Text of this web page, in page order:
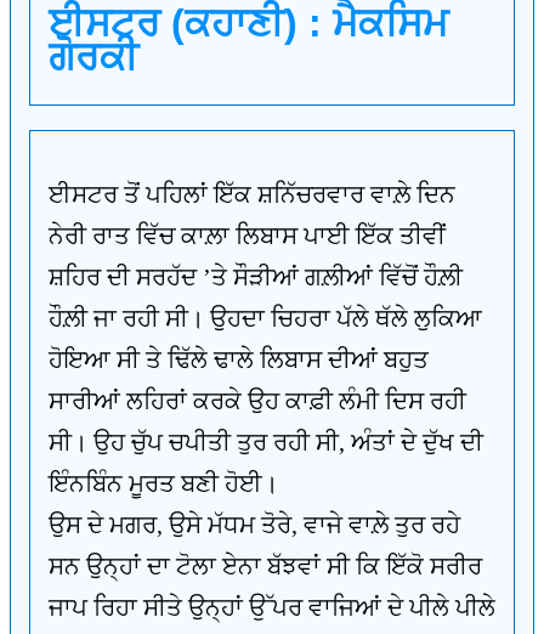
ਈਸਟਰ (ਕਹਾਣੀ) : ਮੈਕਸਿਮ
ਗੋਰਕੀ
ਈਸਟਰ ਤੋਂ ਪਹਿਲਾਂ ਇੱਕ ਸ਼ਨਿੱਚਰਵਾਰ ਵਾਲ਼ੇ ਦਿਨ
ਨੇਰੀ ਰਾਤ ਵਿੱਚ ਕਾਲ਼ਾ ਲਿਬਾਸ ਪਾਈ ਇੱਕ ਤੀਵੀਂ
ਸ਼ਹਿਰ ਦੀ ਸਰਹੱਦ ’ਤੇ ਸੌੜੀਆਂ ਗਲ਼ੀਆਂ ਵਿੱਚੋਂ ਹੌਲ਼ੀ
ਹੌਲ਼ੀ ਜਾ ਰਹੀ ਸੀ। ਉਹਦਾ ਚਿਹਰਾ ਪੱਲੇ ਥੱਲੇ ਲੁਕਿਆ
ਹੋਇਆ ਸੀ ਤੇ ਢਿੱਲੇ ਢਾਲੇ ਲਿਬਾਸ ਦੀਆਂ ਬਹੁਤ
ਸਾਰੀਆਂ ਲਹਿਰਾਂ ਕਰਕੇ ਉਹ ਕਾਫ਼ੀ ਲੰਮੀ ਦਿਸ ਰਹੀ
ਸੀ। ਉਹ ਚੁੱਪ ਚਪੀਤੀ ਤੁਰ ਰਹੀ ਸੀ, ਅੰਤਾਂ ਦੇ ਦੁੱਖ ਦੀ
ਇੰਨਬਿੰਨ ਮੂਰਤ ਬਣੀ ਹੋਈ।
ਉਸ ਦੇ ਮਗਰ, ਉਸੇ ਮੱਧਮ ਤੋਰੇ, ਵਾਜੇ ਵਾਲ਼ੇ ਤੁਰ ਰਹੇ
ਸਨ ਉਨ੍ਹਾਂ ਦਾ ਟੋਲਾ ਏਨਾ ਬੱਝਵਾਂ ਸੀ ਕਿ ਇੱਕੋ ਸਰੀਰ
ਜਾਪ ਰਿਹਾ ਸੀਤੇ ਉਨ੍ਹਾਂ ਉੱਪਰ ਵਾਜਿਆਂ ਦੇ ਪੀਲੇ ਪੀਲੇ